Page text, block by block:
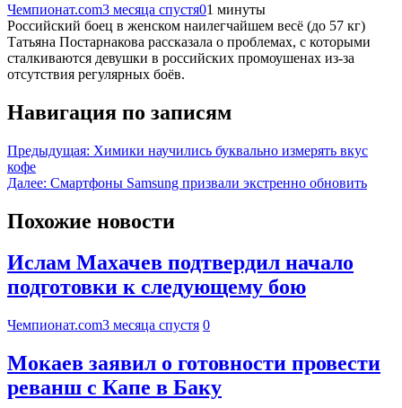
Чемпионат.com3 месяца спустя01 минуты
Российский боец в женском наилегчайшем весё (до 57 кг)
Татьяна Постарнакова рассказала о проблемах, с которыми
сталкиваются девушки в российских промоушенах из-за
отсутствия регулярных боёв.
Навигация по записям
Предыдущая: Химики научились буквально измерять вкус
кофе
Далее: Смартфоны Samsung призвали экстренно обновить
Похожие новости
Ислам Махачев подтвердил начало
подготовки к следующему бою
Чемпионат.com3 месяца спустя 0
Мокаев заявил о готовности провести
реванш с Капе в Баку